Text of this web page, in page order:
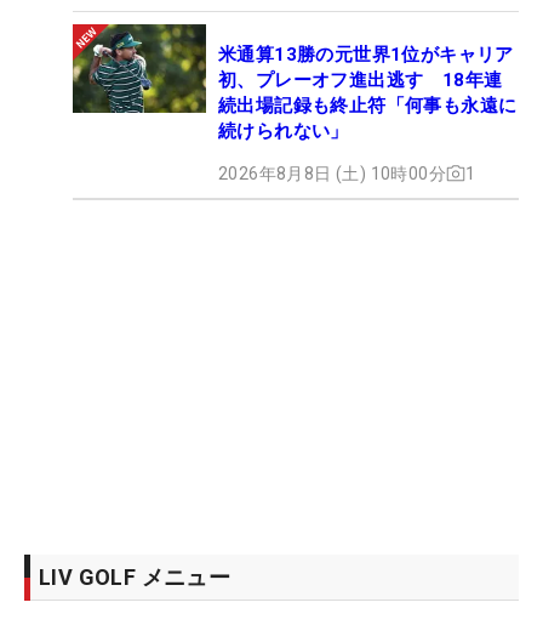
米通算13勝の元世界1位がキャリア
初、プレーオフ進出逃す 18年連
続出場記録も終止符「何事も永遠に
続けられない」
2026年8月8日 (土) 10時00分 1
LIV GOLF メニュー